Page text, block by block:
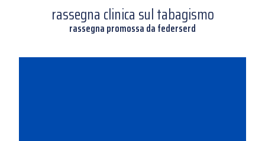
rassegna clinica sul tabagismo
rassegna promossa da federserd